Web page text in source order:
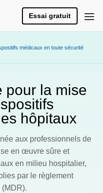
Essai gratuit
médicaux en toute sécurité
pour la mise
hôpitaux
aux professionnels de
en œuvre sûre et
en milieu hospitalier,
par le règlement